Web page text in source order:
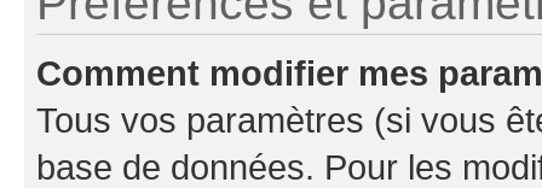
Comment modifier mes
Tous vos paramètres (si vous
base de données. Pour les